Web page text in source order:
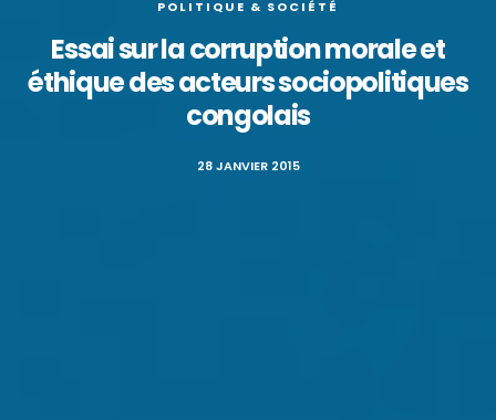
POLITIQUE & SOCIÉTÉ
Essai sur la corruption morale et
éthique des acteurs sociopolitiques
congolais
28 JANVIER 2015